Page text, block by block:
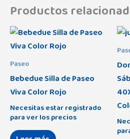
Productos
Paseo
Bebedue Silla de Paseo
Viva Color Rojo
Necesitas estar registrado
para ver los precios